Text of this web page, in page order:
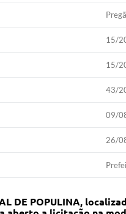
15/
15/
43/
09/
26/
DE POPULINA,